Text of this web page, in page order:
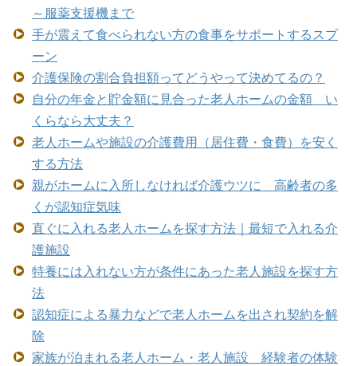
～服薬支援機まで
手が震えて食べられない方の食事をサポートするスプ
ーン
介護保険の割合負担額ってどうやって決めてるの？
自分の年金と貯金額に見合った老人ホームの金額 い
くらなら大丈夫？
老人ホームや施設の介護費用（居住費・食費）を安く
する方法
親がホームに入所しなければ介護ウツに 高齢者の多
くが認知症気味
直ぐに入れる老人ホームを探す方法｜最短で入れる介
護施設
特養には入れない方が条件にあった老人施設を探す方
法
認知症による暴力などで老人ホームを出され契約を解
除
家族が泊まれる老人ホーム・老人施設 経験者の体験